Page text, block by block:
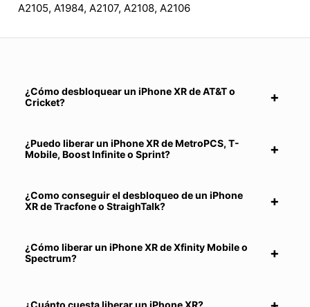
A2105, A1984, A2107, A2108, A2106
¿Cómo desbloquear un iPhone XR de AT&T o
Cricket?
¿Puedo liberar un iPhone XR de MetroPCS, T-
Mobile, Boost Infinite o Sprint?
¿Como conseguir el desbloqueo de un iPhone
XR de Tracfone o StraighTalk?
¿Cómo liberar un iPhone XR de Xfinity Mobile o
Spectrum?
¿Cuánto cuesta liberar un iPhone XR?